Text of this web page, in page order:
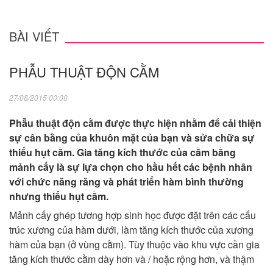
rũ và tươi trẻ.
thành công, thì biện pháp
bạn xua đi mặc cảm của
mình về cánh tay.
BÀI VIẾT
PHẪU THUẬT ĐỘN CẰM
27/08/2015 00:00
Phẫu thuật độn cằm được thực hiện nhằm để cải thiện
sự cân bằng của khuôn mặt của bạn và sửa chữa sự
thiếu hụt cằm. Gia tăng kích thước của cằm bằng
mảnh cấy là sự lựa chọn cho hầu hết các bệnh nhân
với chức năng răng và phát triển hàm bình thường
nhưng thiếu hụt cằm.
Mảnh cấy ghép tương hợp sinh học được đặt trên các cấu
trúc xương của hàm dưới, làm tăng kích thước của xương
hàm của bạn (ở vùng cằm). Tùy thuộc vào khu vực cần gia
tăng kích thước cằm dày hơn và / hoặc rộng hơn, và thậm